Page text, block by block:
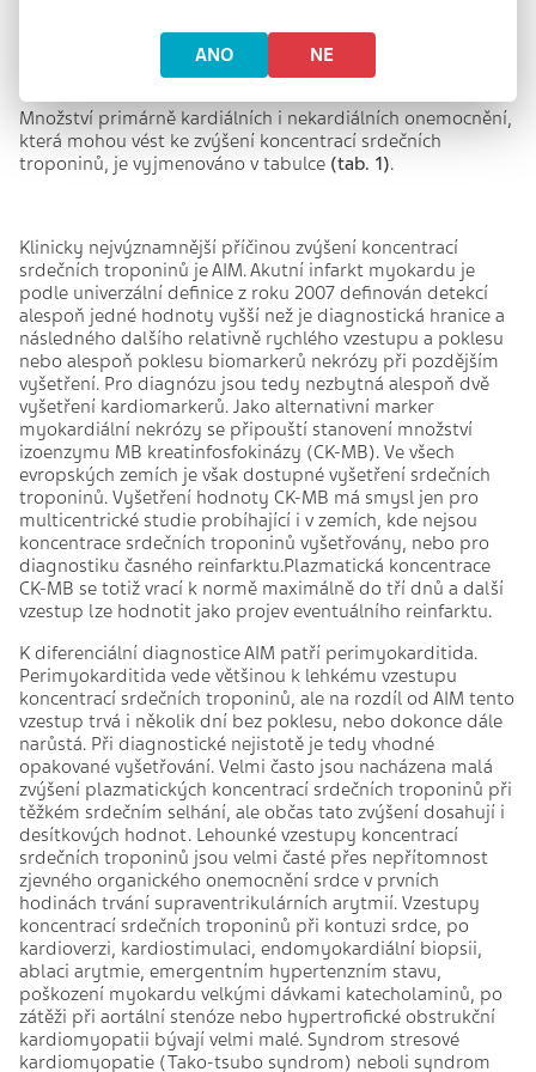
AIM a další příčiny vzestupu plazmatických koncentrací
srdečních troponinů
Množství primárně kardiálních i nekardiálních onemocnění,
která mohou vést ke zvýšení koncentrací srdečních
troponinů, je vyjmenováno v tabulce (tab. 1).
Klinicky nejvýznamnější příčinou zvýšení koncentrací
srdečních troponinů je AIM. Akutní infarkt myokardu je
podle univerzální definice z roku 2007 definován detekcí
alespoň jedné hodnoty vyšší než je diagnostická hranice a
následného dalšího relativně rychlého vzestupu a poklesu
nebo alespoň poklesu biomarkerů nekrózy při pozdějším
vyšetření. Pro diagnózu jsou tedy nezbytná alespoň dvě
vyšetření kardiomarkerů. Jako alternativní marker
myokardiální nekrózy se připouští stanovení množství
izoenzymu MB kreatinfosfokinázy (CK-MB). Ve všech
evropských zemích je však dostupné vyšetření srdečních
troponinů. Vyšetření hodnoty CK-MB má smysl jen pro
multicentrické studie probíhající i v zemích, kde nejsou
koncentrace srdečních troponinů vyšetřovány, nebo pro
diagnostiku časného reinfarktu.Plazmatická koncentrace
CK-MB se totiž vrací k normě maximálně do tří dnů a další
vzestup lze hodnotit jako projev eventuálního reinfarktu.
K diferenciální diagnostice AIM patří perimyokarditida.
Perimyokarditida vede většinou k lehkému vzestupu
koncentrací srdečních troponinů, ale na rozdíl od AIM tento
vzestup trvá i několik dní bez poklesu, nebo dokonce dále
narůstá. Při diagnostické nejistotě je tedy vhodné
opakované vyšetřování. Velmi často jsou nacházena malá
zvýšení plazmatických koncentrací srdečních troponinů při
těžkém srdečním selhání, ale občas tato zvýšení dosahují i
desítkových hodnot. Lehounké vzestupy koncentrací
srdečních troponinů jsou velmi časté přes nepřítomnost
zjevného organického onemocnění srdce v prvních
hodinách trvání supraventrikulárních arytmií. Vzestupy
koncentrací srdečních troponinů při kontuzi srdce, po
kardioverzi, kardiostimulaci, endomyokardiální biopsii,
ablaci arytmie, emergentním hypertenzním stavu,
poškození myokardu velkými dávkami katecholaminů, po
zátěži při aortální stenóze nebo hypertrofické obstrukční
kardiomyopatii bývají velmi malé. Syndrom stresové
kardiomyopatie (Tako-tsubo syndrom) neboli syndrom
ANO NE